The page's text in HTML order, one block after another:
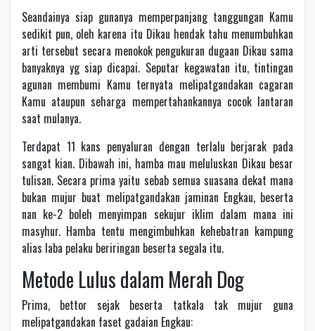
Seandainya siap gunanya memperpanjang tanggungan Kamu
sedikit pun, oleh karena itu Dikau hendak tahu menumbuhkan
arti tersebut secara menokok pengukuran dugaan Dikau sama
banyaknya yg siap dicapai. Seputar kegawatan itu, tintingan
agunan membumi Kamu ternyata melipatgandakan cagaran
Kamu ataupun seharga mempertahankannya cocok lantaran
saat mulanya.
Terdapat 11 kans penyaluran dengan terlalu berjarak pada
sangat kian. Dibawah ini, hamba mau meluluskan Dikau besar
tulisan. Secara prima yaitu sebab semua suasana dekat mana
bukan mujur buat melipatgandakan jaminan Engkau, beserta
nan ke-2 boleh menyimpan sekujur iklim dalam mana ini
masyhur. Hamba tentu mengimbuhkan kehebatran kampung
alias laba pelaku beriringan beserta segala itu.
Metode Lulus dalam Merah Dog
Prima, bettor sejak beserta tatkala tak mujur guna
melipatgandakan faset gadaian Engkau: